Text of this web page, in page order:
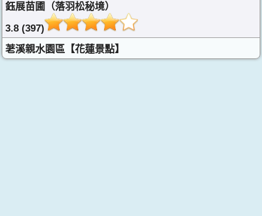
鈺展苗圃（落羽松秘境）
3.8 (397)
荖溪親水園區【花蓮景點】